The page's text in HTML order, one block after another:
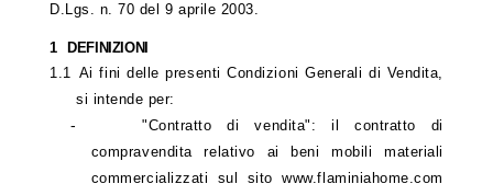
D.Lgs. n. 70 del 9 aprile 2003.
1
DEFINIZIONI
1.1 Ai fini delle presenti Condizioni Generali di Vendita,
si intende per:
-
"Contratto di vendita": il contratto di
compravendita relativo ai beni mobili materiali
commercializzati sul sito www.flaminiahome.com